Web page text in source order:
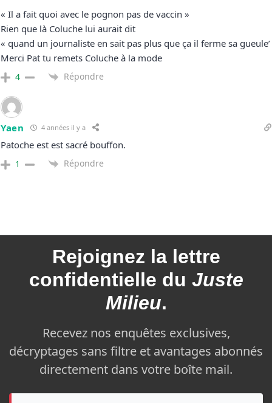
« Il a fait quoi avec le pognon pas de vaccin »
Rien que là Coluche lui aurait dit
« quand un journaliste en sait pas plus que ça il ferme sa gueule’
Merci Pat tu remets Coluche à la mode
4 Répondre
Yaen 4 années il y a
Patoche est est sacré bouffon.
1 Répondre
Rejoignez la lettre
confidentielle du Juste
Milieu.
Recevez nos enquêtes exclusives,
décryptages sans filtre et avantages abonnés
directement dans votre boîte mail.